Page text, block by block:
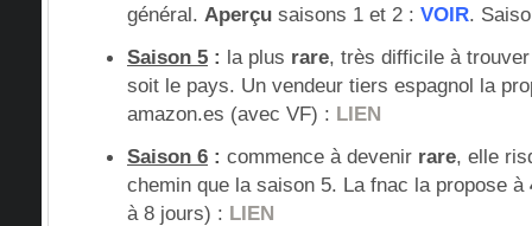
général. Aperçu saisons 1 et 2 : VOIR.
Saison 5 : la plus rare, très difficile à
soit le pays. Un vendeur tiers espagnol la
amazon.es (avec VF) : LIEN
Saison 6 : commence à devenir rare, elle
chemin que la saison 5. La fnac la propose à
à 8 jours) : LIEN